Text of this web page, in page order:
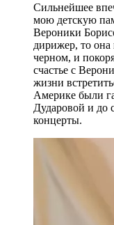
Сильнейшее
мою детскую
Вероники
дирижер, то
черном, и
счастье с
жизни
Америке были
Дударовой и до
концерты.